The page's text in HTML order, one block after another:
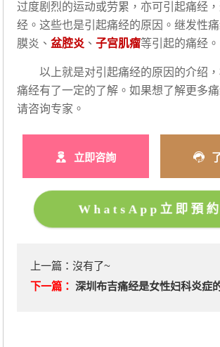
过度剧烈的运动或劳累，亦可引起痛经
经。这些也是引起痛经的原因。继发性
膜炎、 盆腔炎 、 子宫肌瘤等引起的痛经。
以上就是对引起痛经的原因的介绍，
痛经有了一定的了解。如果想了解更多痛
请咨询专家。
立即咨詢
WhatsApp立即預約
上一篇：沒有了~
下一篇： 深圳布吉痛经是女性妇科炎症